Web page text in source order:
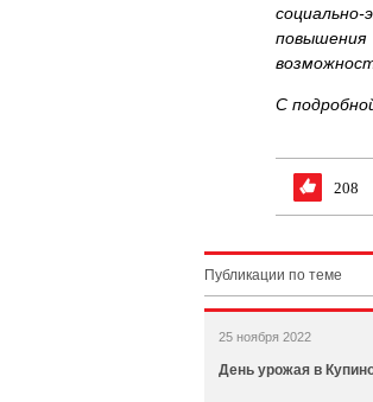
С
208
Публикации по теме
25 ноября 2022
День урожая в